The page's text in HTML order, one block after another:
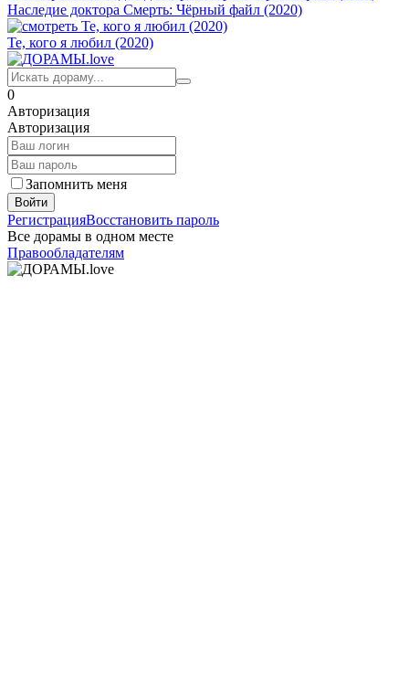
Наследие доктора Смерть: Чёрный файл (2020)
Те, кого я любил (2020)
0
Авторизация
Авторизация
Запомнить меня
Войти
РегистрацияВосстановить пароль
Все дорамы в одном месте
Правообладателям